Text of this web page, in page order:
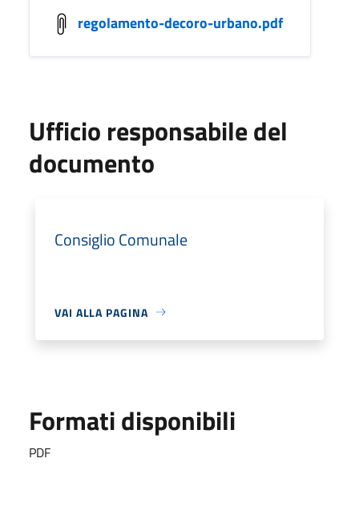
regolamento-decoro-urbano.pdf
Ufficio responsabile del
documento
Consiglio Comunale
VAI ALLA PAGINA
Formati disponibili
PDF